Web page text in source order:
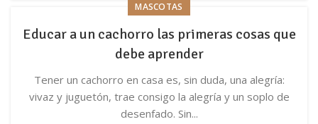
MASCOTAS
Educar a un cachorro las primeras cosas que
debe aprender
Tener un cachorro en casa es, sin duda, una alegría:
vivaz y juguetón, trae consigo la alegría y un soplo de
desenfado. Sin...